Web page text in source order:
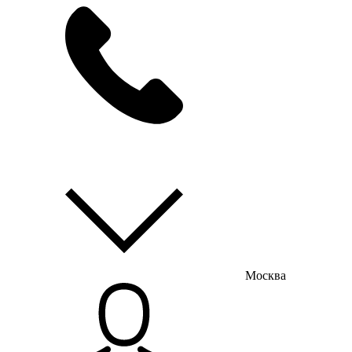
Москва